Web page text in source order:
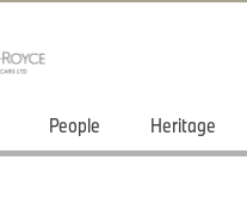
People Heritage